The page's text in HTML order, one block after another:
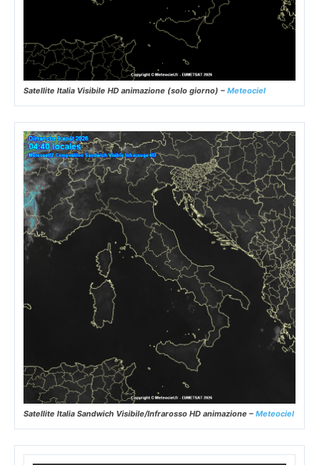
Satellite Italia Visibile HD animazione (solo giorno) – Meteociel
Satellite Italia Sandwich Visibile/Infrarosso HD animazione – Meteociel